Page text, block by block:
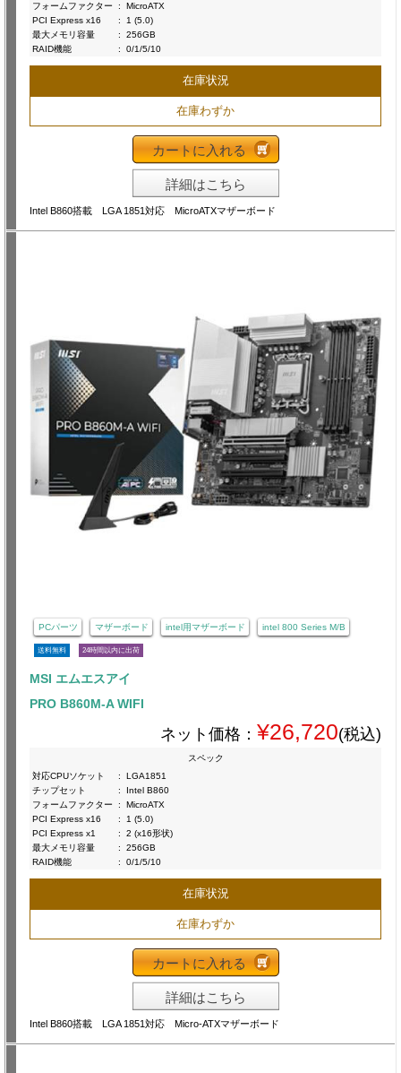
フォームファクター
:
MicroATX
PCI Express x16
:
1 (5.0)
最大メモリ容量
:
256GB
RAID機能
: 0/1/5/10
在庫状況
在庫わずか
カートに入れる
詳細はこちら
Intel B860搭載 LGA 1851対応 MicroATXマザーボード
PCパーツ マザーボード intel用マザーボード intel 800 Series M/B
送料無料 24時間以内に出荷
MSI エムエスアイ
PRO B860M-A WIFI
ネット価格： ¥26,720(税込)
スペック
対応CPUソケット
:
LGA1851
チップセット
:
Intel B860
フォームファクター
:
MicroATX
PCI Express x16
:
1 (5.0)
PCI Express x1
:
2 (x16形状)
最大メモリ容量
:
256GB
RAID機能
: 0/1/5/10
在庫状況
在庫わずか
カートに入れる
詳細はこちら
Intel B860搭載 LGA 1851対応 Micro-ATXマザーボード